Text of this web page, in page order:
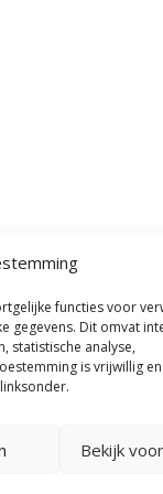
functies voor
gegevens. Dit omvat
statistische analyse,
is vrijwillig
Bekijk
en
De